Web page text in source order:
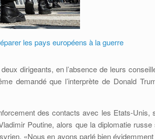
les pays européens à la guerre
dirigeants, en l’absence de leurs
demandé que l’interprète de Donald
des contacts avec les Etats-Unis,
Poutine, alors que la diplomatie russe
«Nous en avons parlé bien